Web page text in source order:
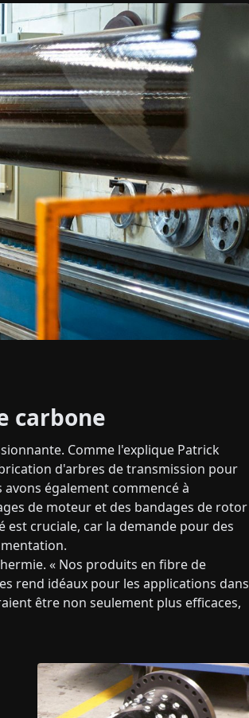
carbone
Comme l'explique Patrick
d'arbres de transmission pour
également commencé à
de moteur et des bandages de rotor
cruciale, car la demande pour des
« Nos produits en fibre de
rend idéaux pour les applications dans
être non seulement plus efficaces,